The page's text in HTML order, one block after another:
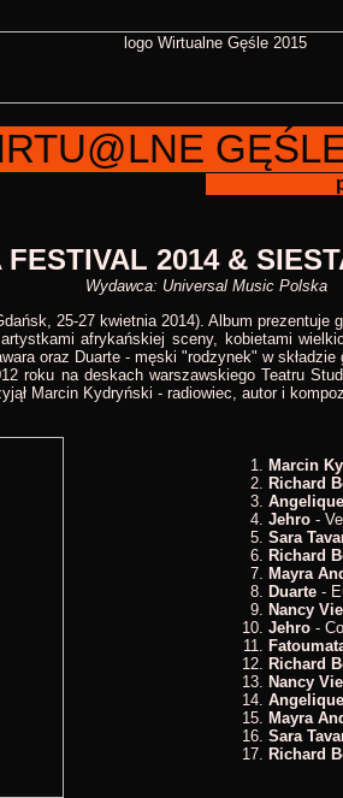
FESTIVAL 2014 &
Wydawca: Universal Music Polska
25-27 kwietnia 2014). Album prezentuje
afrykańskiej sceny, kobietami
oraz Duarte - męski "rodzynek" w składzie
roku na deskach warszawskiego Teatru
Marcin Kydryński - radiowiec, autor i
Marcin
Richard
Jehro-
Sara
Richard
Mayra
Duarte-
Nancy
Jehro-
Richard
Nancy
Mayra
Sara
Richard